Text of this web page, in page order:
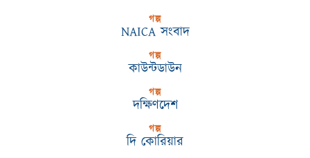
গল্প
NAICA সংবাদ
গল্প
কাউন্টডাউন
গল্প
দক্ষিণদেশ
গল্প
দি কোরিয়ার